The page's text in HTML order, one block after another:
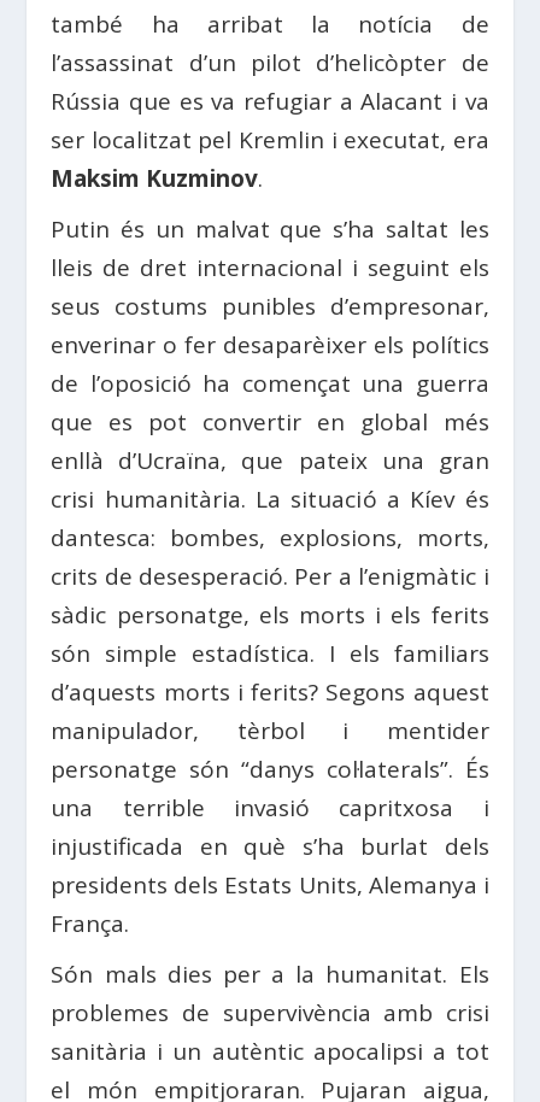
també ha arribat la notícia de
l’assassinat d’un pilot d’helicòpter de
Rússia que es va refugiar a Alacant i va
ser localitzat pel Kremlin i executat, era
Maksim Kuzminov.
Putin és un malvat que s’ha saltat les
lleis de dret internacional i seguint els
seus costums punibles d’empresonar,
enverinar o fer desaparèixer els polítics
de l’oposició ha començat una guerra
que es pot convertir en global més
enllà d’Ucraïna, que pateix una gran
crisi humanitària. La situació a Kíev és
dantesca: bombes, explosions, morts,
crits de desesperació. Per a l’enigmàtic i
sàdic personatge, els morts i els ferits
són simple estadística. I els familiars
d’aquests morts i ferits? Segons aquest
manipulador, tèrbol i mentider
personatge són “danys col·laterals”. És
una terrible invasió capritxosa i
injustificada en què s’ha burlat dels
presidents dels Estats Units, Alemanya i
França.
Són mals dies per a la humanitat. Els
problemes de supervivència amb crisi
sanitària i un autèntic apocalipsi a tot
el món empitjoraran. Pujaran aigua,